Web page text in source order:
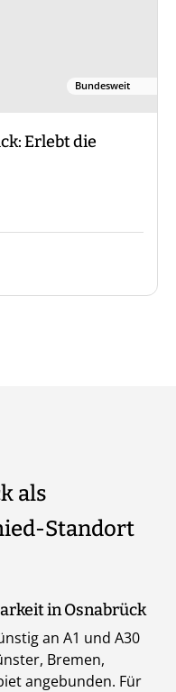
Bundesweit
Erlebt die
als
Standort
in Osnabrück
an A1 und A30
Bremen,
angebunden. Für